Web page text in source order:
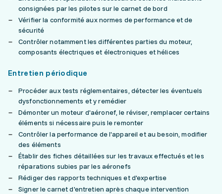
consignées par les pilotes sur le carnet de bord
Vérifier la conformité aux normes de performance et de
sécurité
Contrôler notamment les différentes parties du moteur,
composants électriques et électroniques et hélices
Entretien périodique
Procéder aux tests réglementaires, détecter les éventuels
dysfonctionnements et y remédier
Démonter un moteur d'aéronef, le réviser, remplacer certains
éléments si nécessaire puis le remonter
Contrôler la performance de l'appareil et au besoin, modifier
des éléments
Établir des fiches détaillées sur les travaux effectués et les
réparations subies par les aéronefs
Rédiger des rapports techniques et d'expertise
Signer le carnet d'entretien après chaque intervention